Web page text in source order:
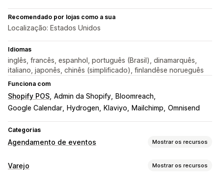
Recomendado por lojas como a sua
Localização: Estados Unidos
Idiomas
inglês, francês, espanhol, português (Brasil), dinamarquês,
italiano, japonês, chinês (simplificado), finlandêse norueguês
Funciona com
Shopify POS Admin da Shopify
Bloomreach
Google Calendar
Hydrogen Klaviyo Mailchimp Omnisend
Categorias
Agendamento de eventos Mostrar os recursos
Tipo de evento
Varejo Mostrar os recursos